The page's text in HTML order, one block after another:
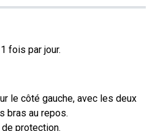
fois par jour.
le côté gauche, avec les deux
bras au repos.
protection.